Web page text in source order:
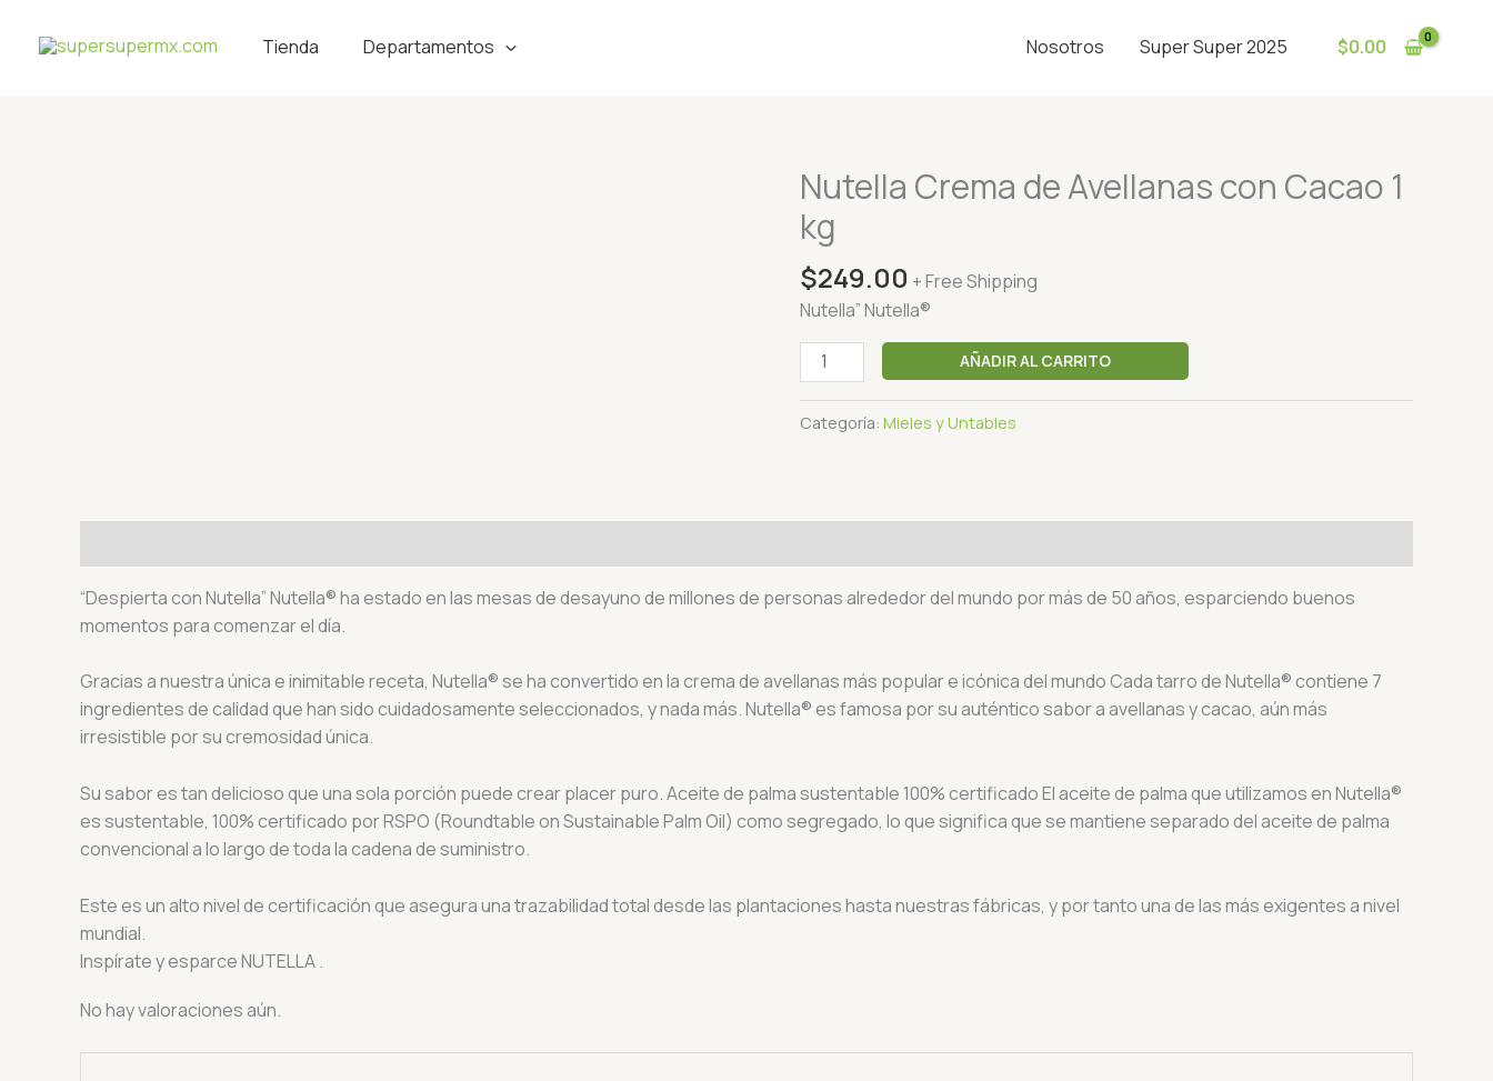
Tienda Departamentos Nosotros Super Super 2025 $0.00
Nutella Crema de Avellanas con Cacao 1
kg
$249.00 + Free Shipping
Nutella” Nutella®
Nutella
Crema
de
Avellanas
con
Cacao
1
cantidad
AÑADIR AL CARRITO
Categoría: Mieles y Untables
“Despierta con Nutella” Nutella® ha estado en las mesas de desayuno de millones de personas alrededor del mundo por más de 50 años, esparciendo buenos
momentos para comenzar el día.
Gracias a nuestra única e inimitable receta, Nutella® se ha convertido en la crema de avellanas más popular e icónica del mundo Cada tarro de Nutella® contiene 7
ingredientes de calidad que han sido cuidadosamente seleccionados, y nada más. Nutella® es famosa por su auténtico sabor a avellanas y cacao, aún más
irresistible por su cremosidad única.
Su sabor es tan delicioso que una sola porción puede crear placer puro. Aceite de palma sustentable 100% certificado El aceite de palma que utilizamos en Nutella®
es sustentable, 100% certificado por RSPO (Roundtable on Sustainable Palm Oil) como segregado, lo que significa que se mantiene separado del aceite de palma
convencional a lo largo de toda la cadena de suministro.
Este es un alto nivel de certificación que asegura una trazabilidad total desde las plantaciones hasta nuestras fábricas, y por tanto una de las más exigentes a nivel
mundial.
Inspírate y esparce NUTELLA .
No hay valoraciones aún.